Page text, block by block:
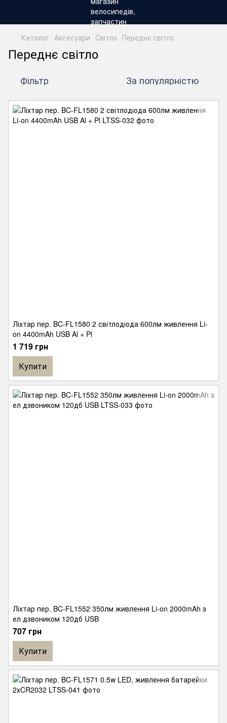
Каталог Аксесуари Світло Переднє світло
Переднє світло
Фільтр За популярністю
Ліхтар пер. BC-FL1580 2 світлодіода 600лм живлення Li-
on 4400mAh USB Al + Pl
1 719 грн
Купити
Ліхтар пер. BC-FL1552 350лм живлення Li-on 2000mAh з
ел дзвоником 120дб USB
707 грн
Купити